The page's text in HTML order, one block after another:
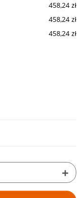
458,24 zł
458,24 zł
458,24 zł